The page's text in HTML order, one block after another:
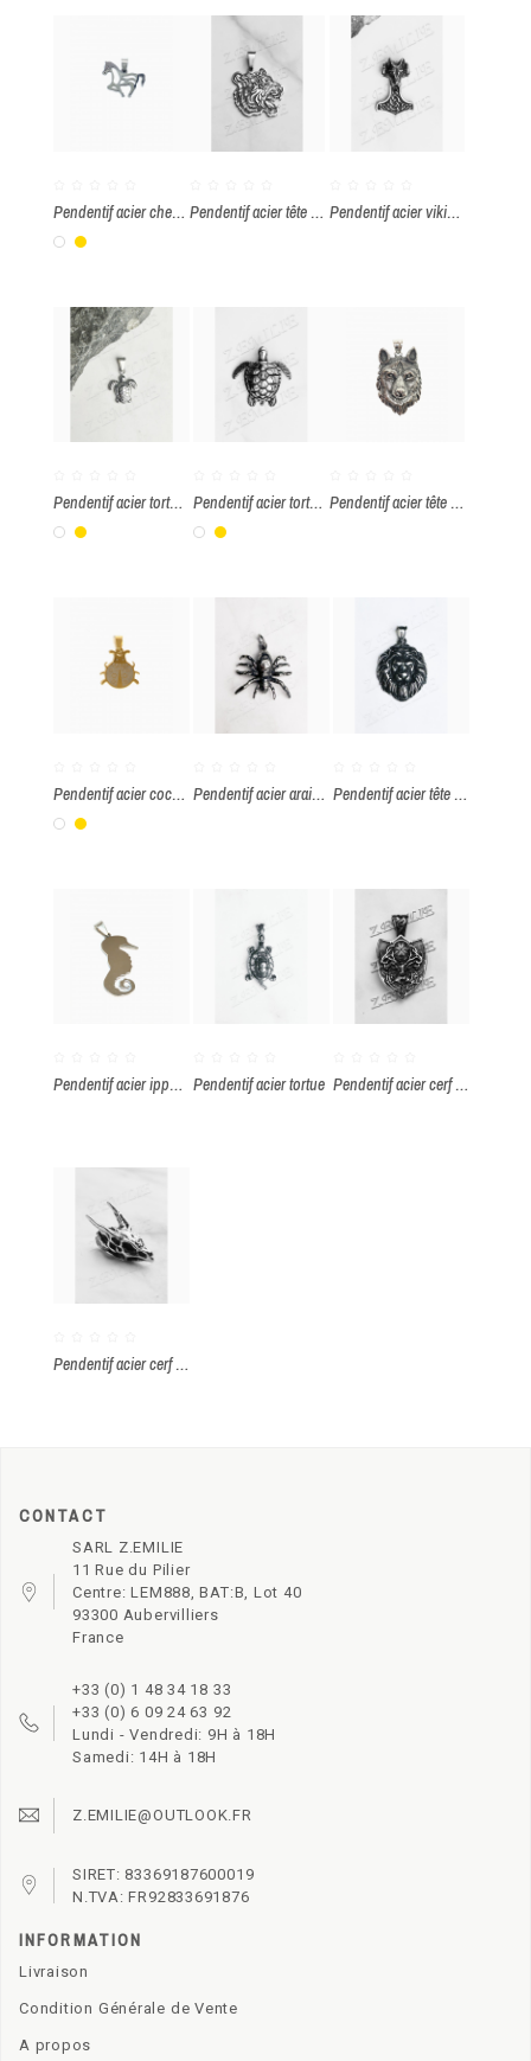
Pendentif acier cheval
Blanc
Or
Pendentif acier tête de tigre Pendentif acier viking tête de loup
Pendentif acier tortue de mer
Blanc
Or
Pendentif acier tortue de mer
Blanc
Or
Pendentif acier tête de loup
Pendentif acier coccinelle
Blanc
Or
Pendentif acier araignée Pendentif acier tête de lion
Pendentif acier ippocampe Pendentif acier tortue Pendentif acier cerf viking
Pendentif acier cerf viking
CONTACT
SARL Z.EMILIE
11 Rue du Pilier
Centre: LEM888, BAT:B, Lot 40
93300 Aubervilliers
France
+33 (0) 1 48 34 18 33
+33 (0) 6 09 24 63 92
Lundi - Vendredi: 9H à 18H
Samedi: 14H à 18H
Z.EMILIE@OUTLOOK.FR
SIRET: 83369187600019
N.TVA: FR92833691876
INFORMATION
Livraison
Condition Générale de Vente
A propos